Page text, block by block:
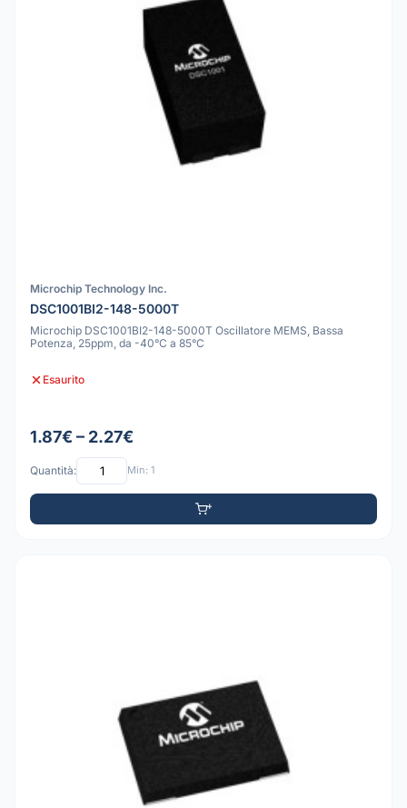
Microchip Technology Inc.
DSC1001BI2-148-5000T
Microchip DSC1001BI2-148-5000T Oscillatore MEMS, Bassa
Potenza, 25ppm, da -40°C a 85°C
Esaurito
1.87€ – 2.27€
Quantità: Min: 1